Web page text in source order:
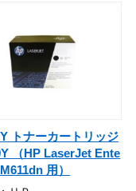
トナーカートリッジ
（HP LaserJet Ente
用）